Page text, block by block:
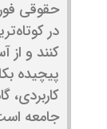
در
کنند و
پیچیده
جامعه